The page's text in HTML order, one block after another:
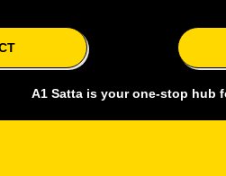
Satta is your one-stop hub for